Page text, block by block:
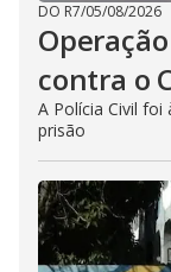
DO R7/05/08/2026
contra o
A Polícia Civil foi
prisão